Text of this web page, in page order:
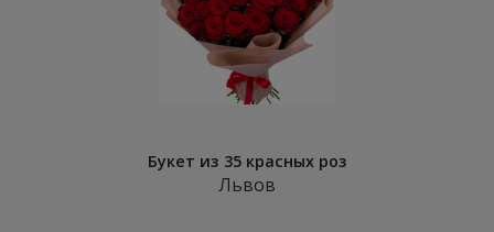
Букет из 35 красных роз
Львов